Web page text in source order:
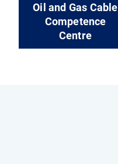
Oil and Gas Cable
Competence
Centre